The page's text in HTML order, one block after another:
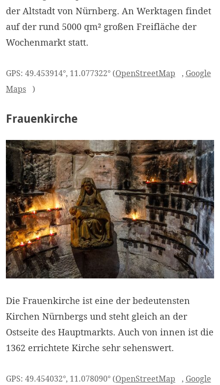
der Altstadt von Nürnberg. An Werktagen findet
auf der rund 5000 qm² großen Freifläche der
Wochenmarkt statt.
GPS: 49.453914°, 11.077322° (OpenStreetMap , Google
Maps
)
Frauenkirche
Die Frauenkirche ist eine der bedeutensten
Kirchen Nürnbergs und steht gleich an der
Ostseite des Hauptmarkts. Auch von innen ist die
1362 errichtete Kirche sehr sehenswert.
GPS: 49.454032°, 11.078090° (OpenStreetMap , Google